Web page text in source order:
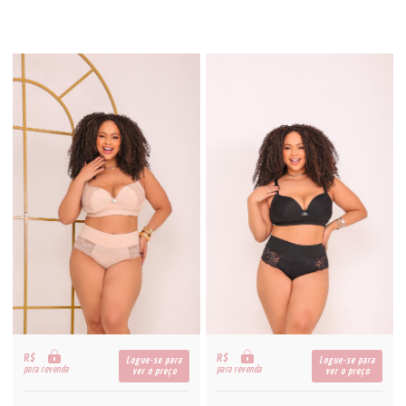
R$
para revenda
Logue-se para
ver o preço
R$
para revenda
Logue-se para
ver o preço